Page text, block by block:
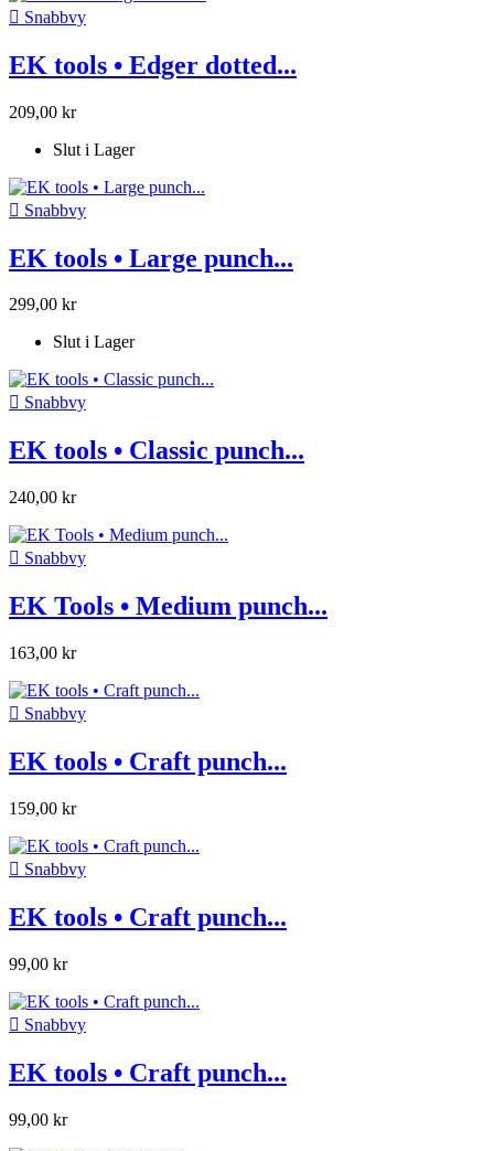
 Snabbvy
EK tools • Edger dotted...
209,00 kr
Slut i Lager
 Snabbvy
EK tools • Large punch...
299,00 kr
Slut i Lager
 Snabbvy
EK tools • Classic punch...
240,00 kr
 Snabbvy
EK Tools • Medium punch...
163,00 kr
 Snabbvy
EK tools • Craft punch...
159,00 kr
 Snabbvy
EK tools • Craft punch...
99,00 kr
 Snabbvy
EK tools • Craft punch...
99,00 kr